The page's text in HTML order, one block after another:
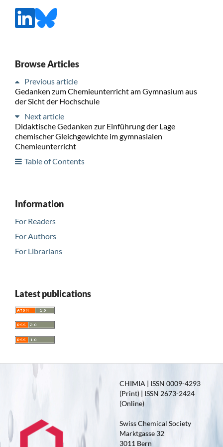
Browse Articles
Previous article
Gedanken zum Chemieunterricht am Gymnasium aus
der Sicht der Hochschule
Next article
Didaktische Gedanken zur Einführung der Lage
chemischer Gleichgewichte im gymnasialen
Chemieunterricht
Table of Contents
Information
For Readers
For Authors
For Librarians
Latest publications
CHIMIA | ISSN 0009-4293
(Print) | ISSN 2673-2424
(Online)
Swiss Chemical Society
Marktgasse 32
3011 Bern